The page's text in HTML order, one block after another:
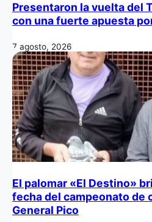
Presentaron la vuelta del
con una fuerte apuesta
7 agosto, 2026
El palomar «El Destino»
fecha del campeonato de
General Pico